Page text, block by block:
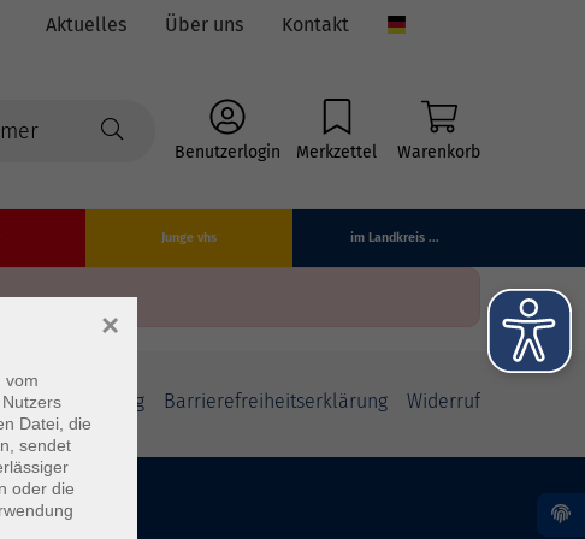
Aktuelles Über uns Kontakt
Benutzerlogin Merkzettel Warenkorb
Junge vhs im Landkreis ...
Barrierefreiheitserklärung Widerruf
vom
Datei, die
sendet
oder die
×